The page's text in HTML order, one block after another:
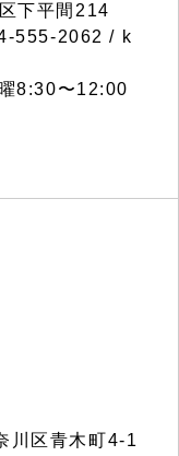
下平間214
555-2062 / k
8:30〜12:00
区青木町4-1